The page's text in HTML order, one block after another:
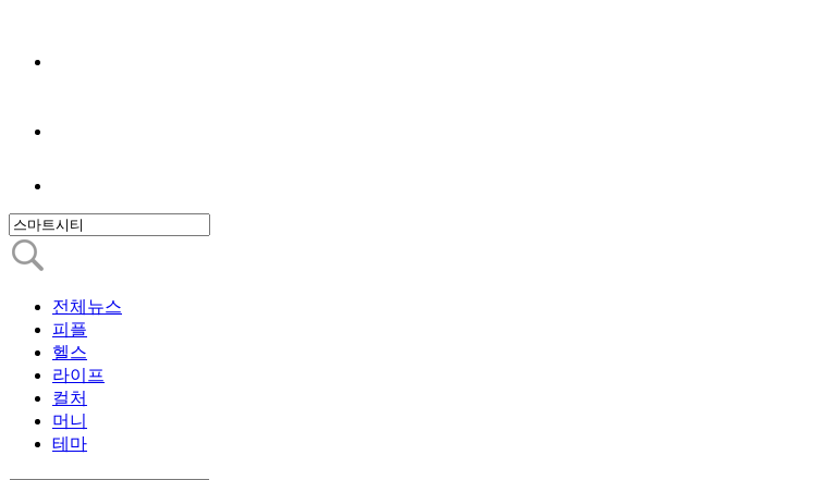
전체뉴스
피플
헬스
라이프
컬처
머니
테마